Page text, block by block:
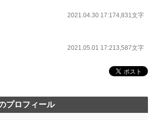
2021.04.30 17:174,831文字
2021.05.01 17:213,587文字
プロフィール